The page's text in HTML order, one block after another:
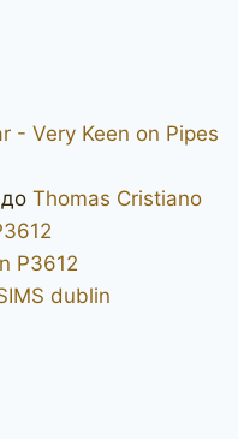
- Very Keen on Pipes
до Thomas Cristiano
P3612
dublin